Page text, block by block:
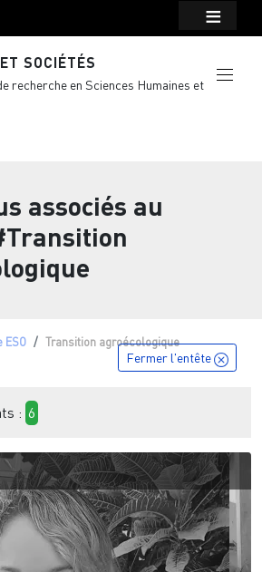
SOCIÉTÉS
recherche en Sciences Humaines et
associés au
ESO Transition agroécologique
Fermer l'entête
: 6